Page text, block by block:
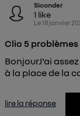
Siconder
1 like
Le18 janvier
Clio 5
BonjourJ'ai
à la place de la
lire la réponse